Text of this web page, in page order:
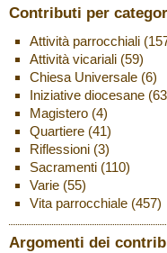
Contributi per
Attività parrocchiali
Attività vicariali(59)
Chiesa Universale(6)
Iniziative diocesane
Magistero(4)
Quartiere(41)
Riflessioni(3)
Sacramenti(110)
Varie(55)
Vita parrocchiale(457)
Argomenti dei